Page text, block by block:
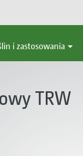
i zastosowania
TRW